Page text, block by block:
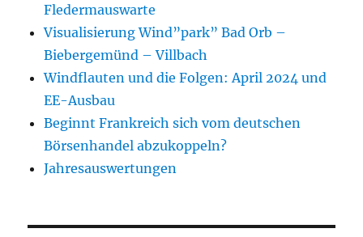
Fledermauswarte
Visualisierung Wind”park” Bad Orb –
Biebergemünd – Villbach
Windflauten und die Folgen: April 2024 und
EE-Ausbau
Beginnt Frankreich sich vom deutschen
Börsenhandel abzukoppeln?
Jahresauswertungen